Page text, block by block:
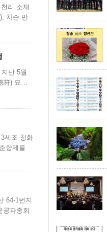
리 소재
차손 만
난 5월
符) 묘…
세조 청화
향제를
64-1번지
공파종회